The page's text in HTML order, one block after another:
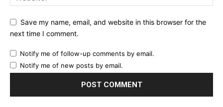
Save my name, email, and website in this browser for the
next time I comment.
Notify me of follow-up comments by email.
Notify me of new posts by email.